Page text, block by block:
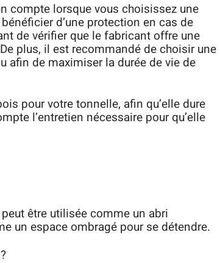
compte lorsque vous choisissez une
d’une protection en cas de
de vérifier que le fabricant offre une
plus, il est recommandé de choisir une
afin de maximiser la durée de vie de
pour votre tonnelle, afin qu’elle dure
l’entretien nécessaire pour qu’elle
être utilisée comme un abri
un espace ombragé pour se détendre.